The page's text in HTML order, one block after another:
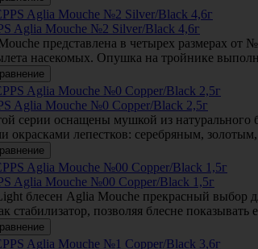
Aglia Mouche №2 Silver/Black 4,6г
представлена в четырех размерах
насекомых. Опушка на тройнике
Aglia Mouche №0 Copper/Black 2,5г
серии оснащены мушкой из натурального
окрасками лепестков: серебряным,
Aglia Mouche №00 Copper/Black 1,5г
блесен Aglia Mouche прекрасный выбор
стабилизатор, позволяя блесне